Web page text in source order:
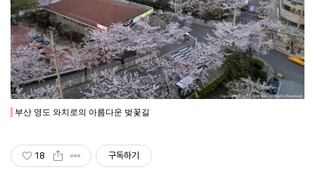
부산 영도 와치로의 아름다운 벚꽃길
18 구독하기